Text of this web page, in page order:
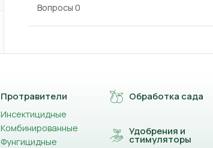
Вопросы 0
Протравители
Инсектицидные
Комбинированные
Фунгицидные
Обработка сада
Удобрения и
стимуляторы